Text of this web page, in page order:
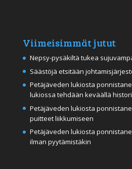
Viimeisimmät jutut
Nepsy-pysäkiltä tukea
Säästöjä etsitään
Petäjäveden lukiosta
lukiossa tehdään keväällä
Petäjäveden lukiosta
puitteet liikkumiseen
Petäjäveden lukiosta
ilman pyytämistäkin